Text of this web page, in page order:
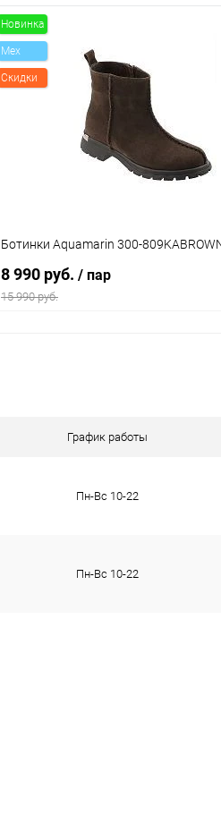
Купить в 1 клик
Новинка
Mex
Скидки
Ботинки Aquamarin 300-
8 990 руб. / пар
15 990 руб.
График работы
Пн-Вс 10-22
Пн-Вс 10-22